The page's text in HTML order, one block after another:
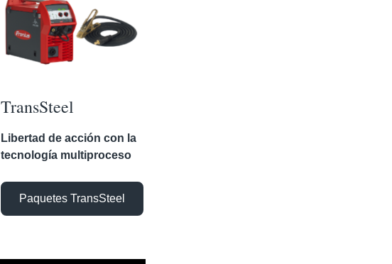
TransSteel
Libertad de acción con la
tecnología multiproceso
Paquetes TransSteel